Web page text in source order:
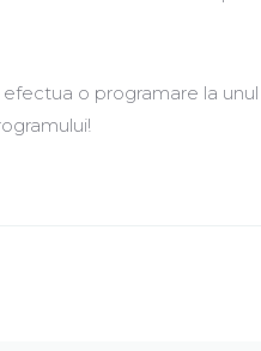
o programare la unul